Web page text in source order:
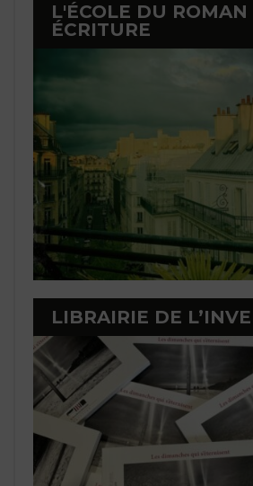
L'ÉCOLE DU
ÉCRITURE
LIBRAIRIE DE